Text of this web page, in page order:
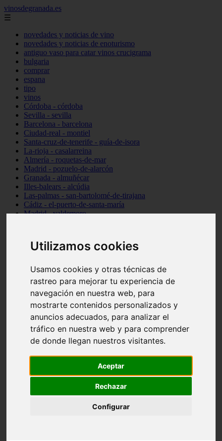
Utilizamos cookies
Usamos cookies y otras técnicas de
rastreo para mejorar tu experiencia de
navegación en nuestra web, para
mostrarte contenidos personalizados y
anuncios adecuados, para analizar el
tráfico en nuestra web y para comprender
de donde llegan nuestros visitantes.
Aceptar
Rechazar
Configurar
vinosdegranada.es
☰
novedades y noticias de vino
novedades y noticias de enoturismo
antiguo vaso para catar vinos crucigrama
bulgaria
comprar
espana
tipo
vinos
Córdoba - córdoba
Sevilla - sevilla
Barcelona - barcelona
Ciudad-real - montiel
Santa-cruz-de-tenerife - guía-de-isora
La-rioja - casalarreina
Almería - roquetas-de-mar
Madrid - pozuelo-de-alarcón
Granada - almuñécar
Illes-balears - alcúdia
Las-palmas - san-bartolomé-de-tirajana
Cádiz - el-puerto-de-santa-maría
Madrid - valdemoro
Cantabria - suances
Sevilla - bormujos
Málaga - júzcar
Huesca - alquézar
Huesca - castejón-de-sos
Lleida - alt-àneu
Córdoba - almedinilla
Navarra - zangoza
Cantabria - arenas-de-iguña
Barcelona - la-pobla-de-lillet
Murcia - cartagena
Madrid - nuevo-baztán